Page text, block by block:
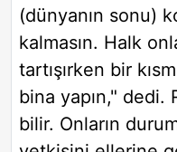
(dünyanın sonu)
kalmasın. Halk
tartışırken bir
bina yapın," dedi.
bilir. Onların